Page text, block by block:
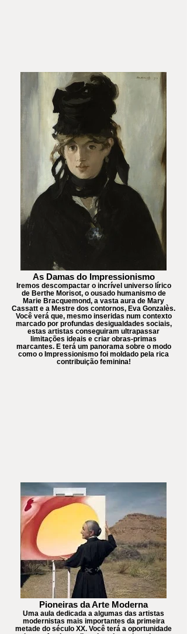
As Damas do Impressionismo
Iremos descompactar o incrível universo lírico
de Berthe Morisot, o ousado humanismo de
Marie Bracquemond, a vasta aura de Mary
Cassatt e a Mestre dos contornos, Eva Gonzalès.
Você verá que, mesmo inseridas num contexto
marcado por profundas desigualdades sociais,
estas artistas conseguiram ultrapassar
limitações ideais e criar obras-primas
marcantes. E terá um panorama sobre o modo
como o Impressionismo foi moldado pela rica
contribuição feminina!
Pioneiras da Arte Moderna
Uma aula dedicada a algumas das artistas
modernistas mais importantes da primeira
metade do século XX. Você terá a oportunidade